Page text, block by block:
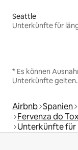
Seattle
* Es können
Unterkünfte gelten.
Airbnb Spanien
Fervenza do
Unterkünfte